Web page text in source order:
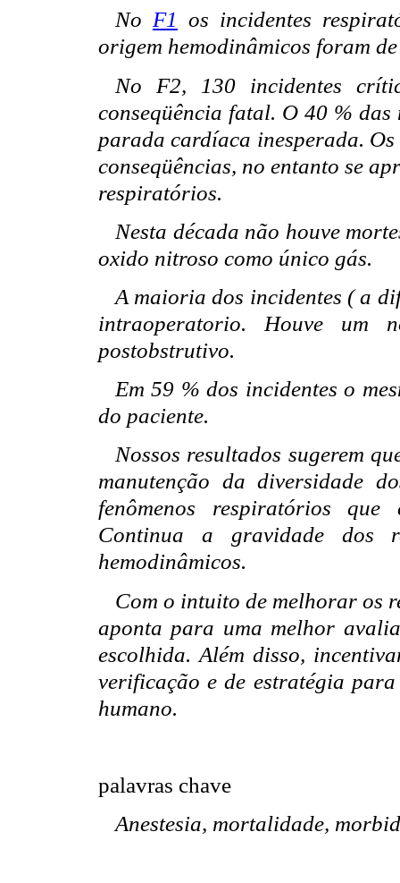
No F1 os incidentes
origem hemodinâmicos foram
No F2, 130 incidentes
conseqüência fatal. O 40 %
parada cardíaca inesperada.
conseqüências, no entanto se
respiratórios.
Nesta década não houve
oxido nitroso como único gás.
A maioria dos incidentes ( a
intraoperatorio. Houve um
postobstrutivo.
Em 59 % dos incidentes o
do paciente.
Nossos resultados sugerem
manutenção da diversidade
fenômenos respiratórios
Continua a gravidade dos
hemodinâmicos.
Com o intuito de melhorar os
aponta para uma melhor
escolhida. Além disso,
verificação e de estratégia
humano.
palavras chave
Anestesia, mortalidade,